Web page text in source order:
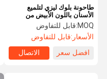
طاحونة بلوك ليزي لتلميع
الأسنان باللون الأبيض من
زركونيا
MOQ: قابل للتفاوض
الأسعار:قابل للتفاوض
افضل سعر
الاتصال